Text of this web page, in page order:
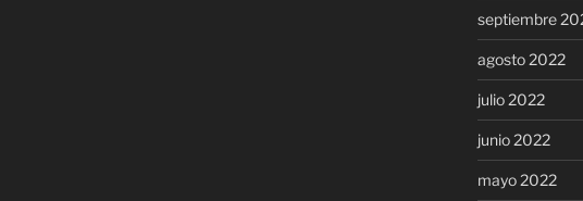
septiembre
agosto 2022
julio 2022
junio 2022
mayo 2022